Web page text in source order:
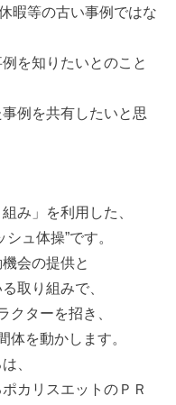
暇等の古い事例ではな
を知りたいとのこと
例を共有したいと思
み」を利用した、
ュ体操”です。
会の提供と
取り組みで、
クターを招き、
体を動かします。
、
カリスエットのＰＲ